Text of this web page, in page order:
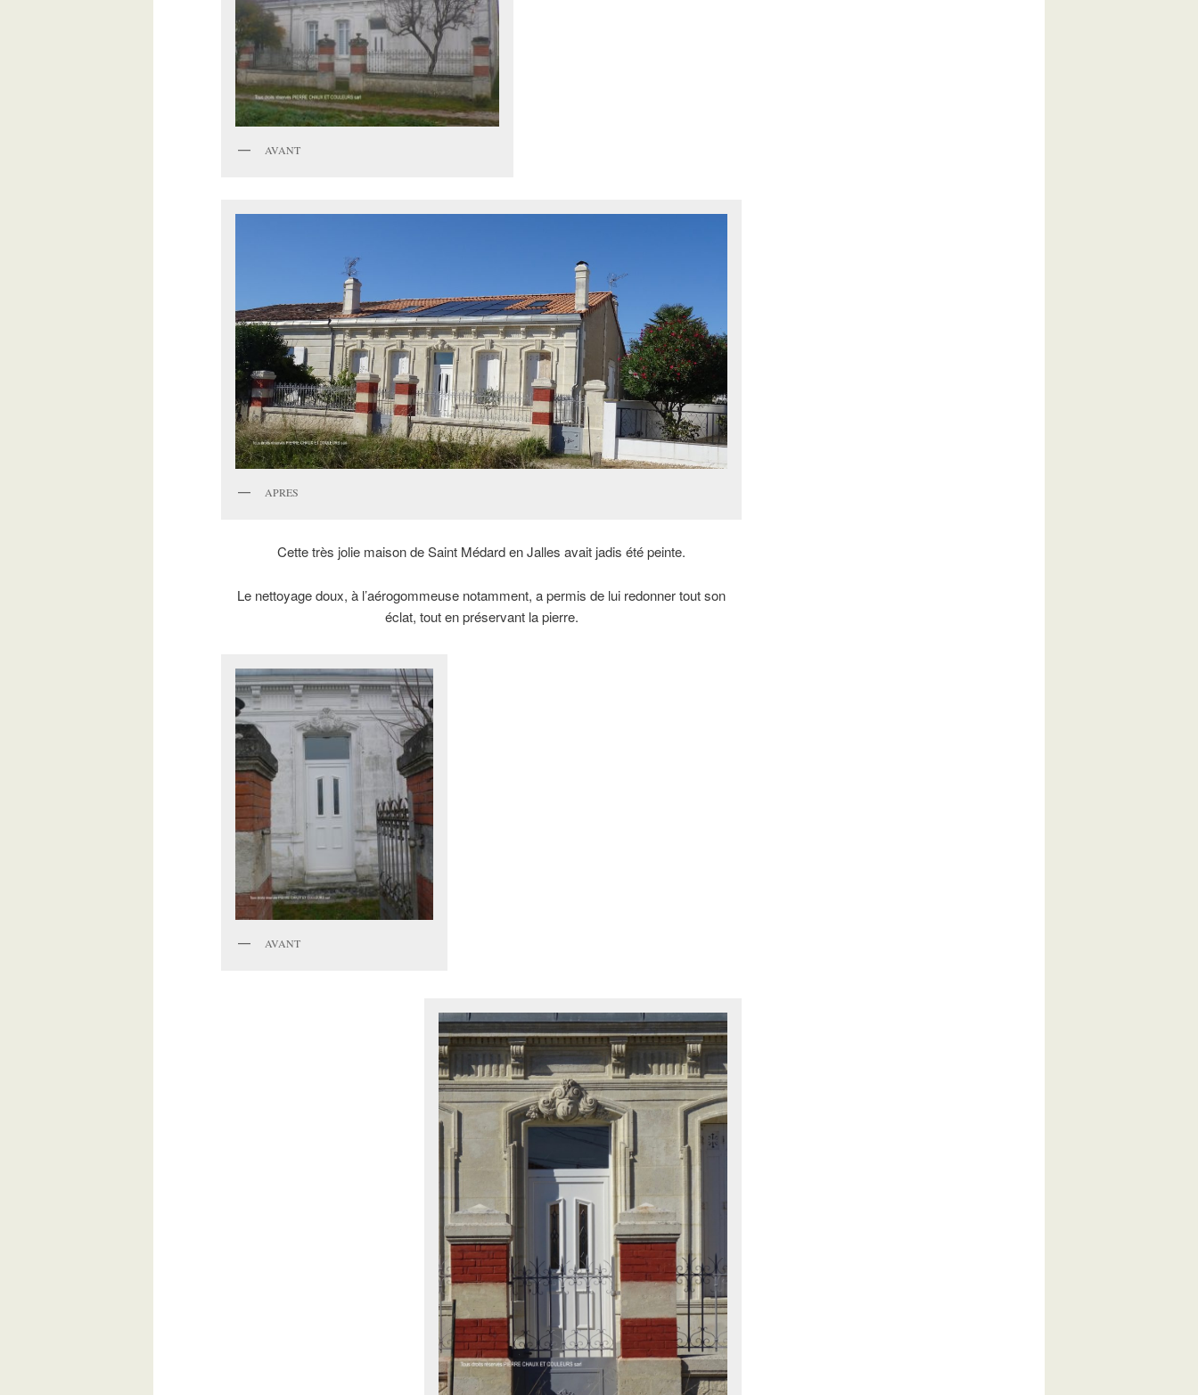
AVANT
APRES
Cette très jolie maison de Saint Médard en Jalles avait jadis été peinte.
Le nettoyage doux, à l’aérogommeuse notamment, a permis de lui redonner tout son
éclat, tout en préservant la pierre.
AVANT